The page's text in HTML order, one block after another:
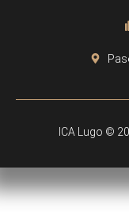
ICA Lugo ©